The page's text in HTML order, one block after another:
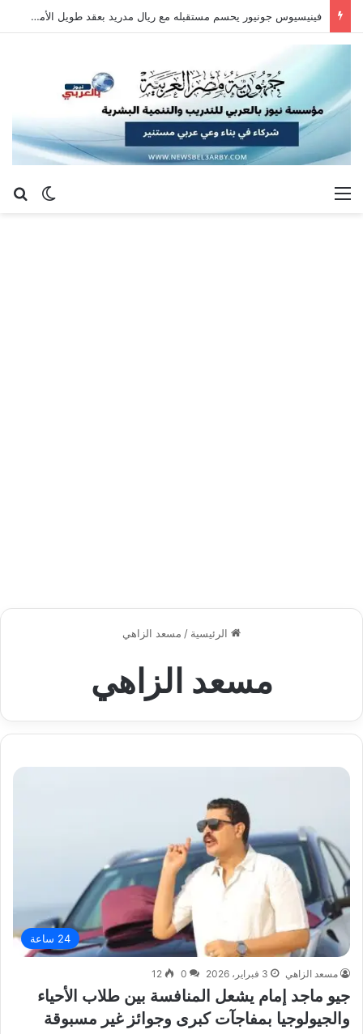
فينيسيوس جونيور يحسم مستقبله مع ريال مدريد بعقد طويل الأمد حتى 2032
الوضع القائمة
الرئيسية / مسعد الزاهي
مسعد الزاهي
24 ساعة
مسعد الزاهي 3 فبراير، 2026 0
12
جيو ماجد إمام يشعل المنافسة بين طلاب الأحياء
والجيولوجيا بمفاجآت كبرى وجوائز غير مسبوقة